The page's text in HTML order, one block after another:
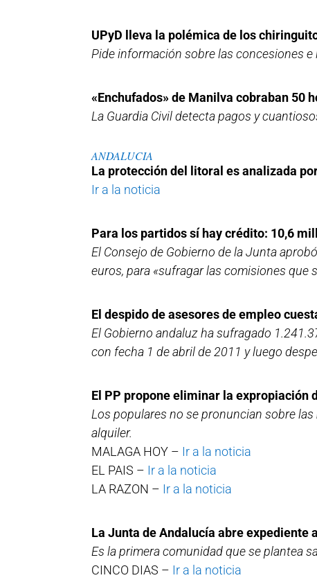
UPyD lleva la polémica de los
Pide información sobre las concesiones
«Enchufados» de Manilva cobraban 50
La Guardia Civil detecta pagos y
ANDALUCIA
La protección del litoral es analizada
Ir a la noticia
Para los partidos sí hay crédito: 10,6
El Consejo de Gobierno de la Junta
euros, para «sufragar las comisiones
El despido de asesores de empleo
El Gobierno andaluz ha sufragado
con fecha 1 de abril de 2011 y luego
El PP propone eliminar la expropiación
Los populares no se pronuncian sobre
alquiler.
MALAGA HOY – Ir a la noticia
EL PAIS – Ir a la noticia
LA RAZON – Ir a la noticia
La Junta de Andalucía abre expediente
Es la primera comunidad que se plantea
CINCO DIAS – Ir a la noticia